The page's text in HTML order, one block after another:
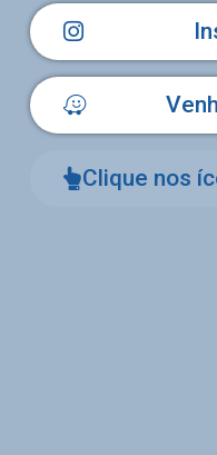
Clique nos